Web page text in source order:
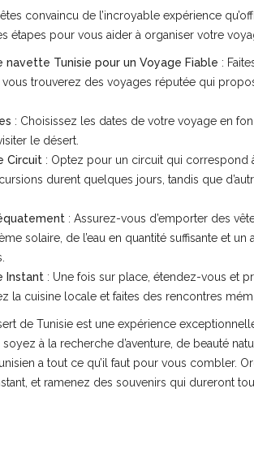
convaincu de l’incroyable expérience
étapes pour vous aider à organiser votre
navette Tunisie pour un Voyage Fiable :
vous trouverez des voyages réputée qui
: Choisissez les dates de votre voyage en
le désert.
Circuit : Optez pour un circuit qui correspond
durent quelques jours, tandis que
: Assurez-vous d’emporter des
solaire, de l’eau en quantité suffisante et
Instant : Une fois sur place, étendez-vous et
la cuisine locale et faites des rencontres
de Tunisie est une expérience
à la recherche d’aventure, de beauté
a tout ce qu’il faut pour vous combler.
et ramenez des souvenirs qui dureront